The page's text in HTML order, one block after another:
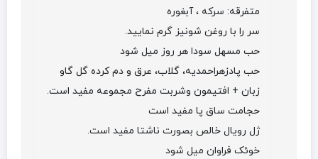
متفرقه: سرکه ، آبغوره
سر را با روغن شونیز گرم نمایید.
حب مسهل سودا هر روز میل شود
حب پادزهراحمدیه، گلاب، عرق و دم کرده گل گاو
زبان + افتیمون وشربت مفرح مجموعه مفید است.
حجامت ساق پا مفید است
ژل رویال خالص بصورت ناشتا مفید است.
خوئک فراوان میل شود